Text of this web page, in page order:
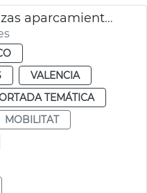
App uso indebido plazas aparcamiento PMR
VALENCIA
TEMÁTICA
MOBILITAT